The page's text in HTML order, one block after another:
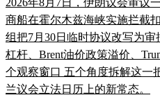
2026年8月7日，伊朗议会审议
商船在霍尔木兹海峡实施拦截
组把7月30日临时协议改写为
杠杆、Brent油价政策溢价、
个观察窗口 五个角度拆解这一
兰议会立法日历上的新常态。